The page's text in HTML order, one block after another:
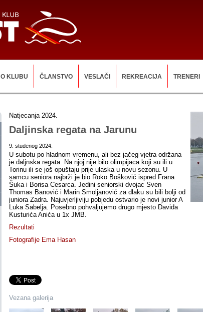
O KLUBU ČLANSTVO VESLAČI REKREACIJA TRENERI
Natjecanja 2024.
Daljinska regata na Jarunu
9. studenog 2024.
U subotu po hladnom vremenu, ali bez jačeg vjetra održana
je daljnska regata. Na njoj nije bilo olimpijaca koji su ili u
Torinu ili se još opuštaju prije ulaska u novu sezonu. U
samcu seniora najbrži je bio Roko Bošković ispred Frana
Šuka i Borisa Cesarca. Jedini seniorski dvojac Sven
Thomas Banović i Marin Smoljanović za dlaku su bili bolji od
juniora Zadra. Najuvjerljiviju pobjedu ostvario je novi junior A
Luka Sabelja. Posebno pohvaljujemo drugo mjesto Davida
Kusturića Anića u 1x JMB.
Rezultati
Fotografije Ema Hasan
Vezana galerija